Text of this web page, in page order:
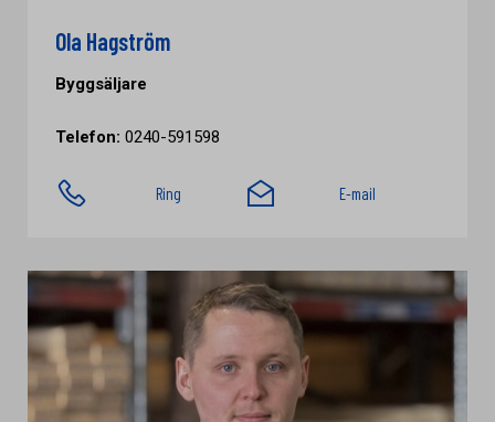
Ola Hagström
Byggsäljare
Telefon: 0240-591598
Ring E-mail